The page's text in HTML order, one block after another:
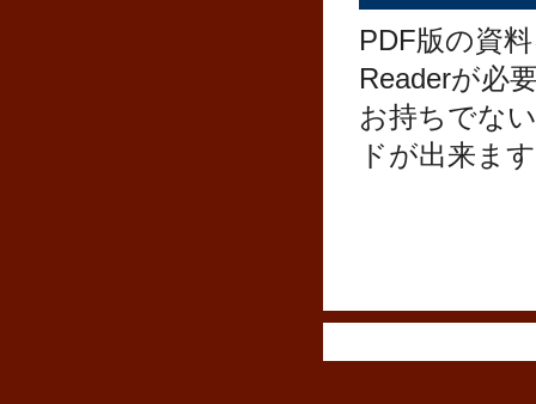
PDF版の資
Readerが必
お持ちでな
ドが出来ま